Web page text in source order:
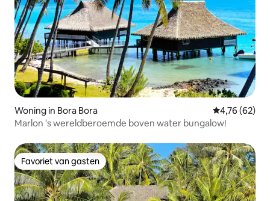
Woning in Bora Bora Gemiddelde
4,76 (62)
Marlon 's wereldberoemde boven water bungalow!
Favoriet van gasten
Favoriet van gasten